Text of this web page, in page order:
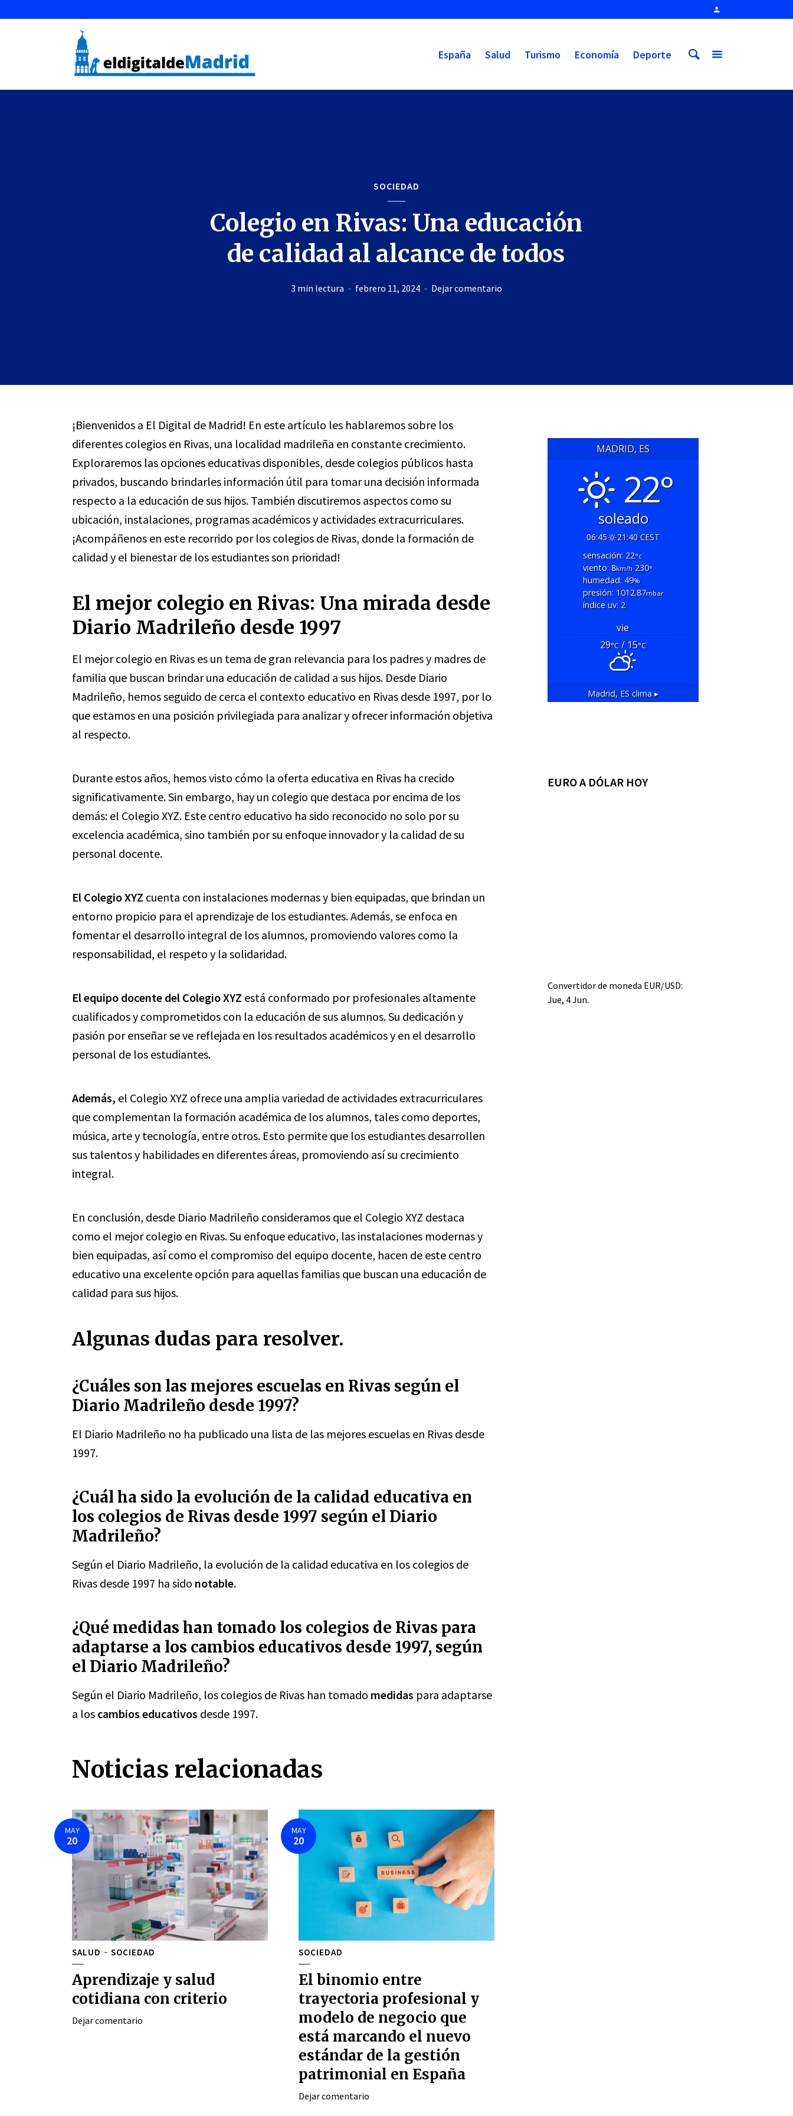
España Salud Turismo Economía Deporte
SOCIEDAD
Colegio en Rivas: Una educación
de calidad al alcance de todos
3 min lectura febrero 11, 2024 Dejar comentario
¡Bienvenidos a El Digital de Madrid! En este artículo les hablaremos sobre los
diferentes colegios en Rivas, una localidad madrileña en constante crecimiento.
Exploraremos las opciones educativas disponibles, desde colegios públicos hasta
privados, buscando brindarles información útil para tomar una decisión informada
respecto a la educación de sus hijos. También discutiremos aspectos como su
ubicación, instalaciones, programas académicos y actividades extracurriculares.
¡Acompáñenos en este recorrido por los colegios de Rivas, donde la formación de
calidad y el bienestar de los estudiantes son prioridad!
El mejor colegio en Rivas: Una mirada desde
Diario Madrileño desde 1997
El mejor colegio en Rivas es un tema de gran relevancia para los padres y madres de
familia que buscan brindar una educación de calidad a sus hijos. Desde Diario
Madrileño, hemos seguido de cerca el contexto educativo en Rivas desde 1997, por lo
que estamos en una posición privilegiada para analizar y ofrecer información objetiva
al respecto.
Durante estos años, hemos visto cómo la oferta educativa en Rivas ha crecido
significativamente. Sin embargo, hay un colegio que destaca por encima de los
demás: el Colegio XYZ. Este centro educativo ha sido reconocido no solo por su
excelencia académica, sino también por su enfoque innovador y la calidad de su
personal docente.
El Colegio XYZ cuenta con instalaciones modernas y bien equipadas, que brindan un
entorno propicio para el aprendizaje de los estudiantes. Además, se enfoca en
fomentar el desarrollo integral de los alumnos, promoviendo valores como la
responsabilidad, el respeto y la solidaridad.
El equipo docente del Colegio XYZ está conformado por profesionales altamente
cualificados y comprometidos con la educación de sus alumnos. Su dedicación y
pasión por enseñar se ve reflejada en los resultados académicos y en el desarrollo
personal de los estudiantes.
Además, el Colegio XYZ ofrece una amplia variedad de actividades extracurriculares
que complementan la formación académica de los alumnos, tales como deportes,
música, arte y tecnología, entre otros. Esto permite que los estudiantes desarrollen
sus talentos y habilidades en diferentes áreas, promoviendo así su crecimiento
integral.
En conclusión, desde Diario Madrileño consideramos que el Colegio XYZ destaca
como el mejor colegio en Rivas. Su enfoque educativo, las instalaciones modernas y
bien equipadas, así como el compromiso del equipo docente, hacen de este centro
educativo una excelente opción para aquellas familias que buscan una educación de
calidad para sus hijos.
Algunas dudas para resolver.
¿Cuáles son las mejores escuelas en Rivas según el
Diario Madrileño desde 1997?
El Diario Madrileño no ha publicado una lista de las mejores escuelas en Rivas desde
1997.
¿Cuál ha sido la evolución de la calidad educativa en
los colegios de Rivas desde 1997 según el Diario
Madrileño?
Según el Diario Madrileño, la evolución de la calidad educativa en los colegios de
Rivas desde 1997 ha sido notable.
¿Qué medidas han tomado los colegios de Rivas para
adaptarse a los cambios educativos desde 1997, según
el Diario Madrileño?
Según el Diario Madrileño, los colegios de Rivas han tomado medidas para adaptarse
a los cambios educativos desde 1997.
Noticias relacionadas
MAY
20
SALUD SOCIEDAD
Aprendizaje y salud
cotidiana con criterio
Dejar comentario
MAY
20
SOCIEDAD
El binomio entre
trayectoria profesional y
modelo de negocio que
está marcando el nuevo
estándar de la gestión
patrimonial en España
Dejar comentario
MADRID, ES
22°
soleado
06:45
21:40 CEST
sensación: 22°c
viento: 8km/h230°
humedad: 49%
presión: 1012.87mbar
índice uv: 2
vie
29°C/ 15°C
Madrid, ES clima ▸
EURO A DÓLAR HOY
Convertidor de moneda EUR/USD:
Jue, 4 Jun.